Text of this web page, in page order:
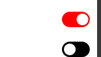
who may receive and